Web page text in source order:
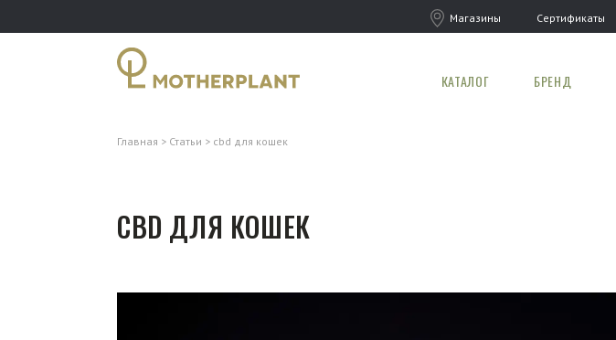
Магазины Сертификаты
КАТАЛОГ БРЕНД
Главная Статьи cbd для кошек
CBD ДЛЯ КОШЕК